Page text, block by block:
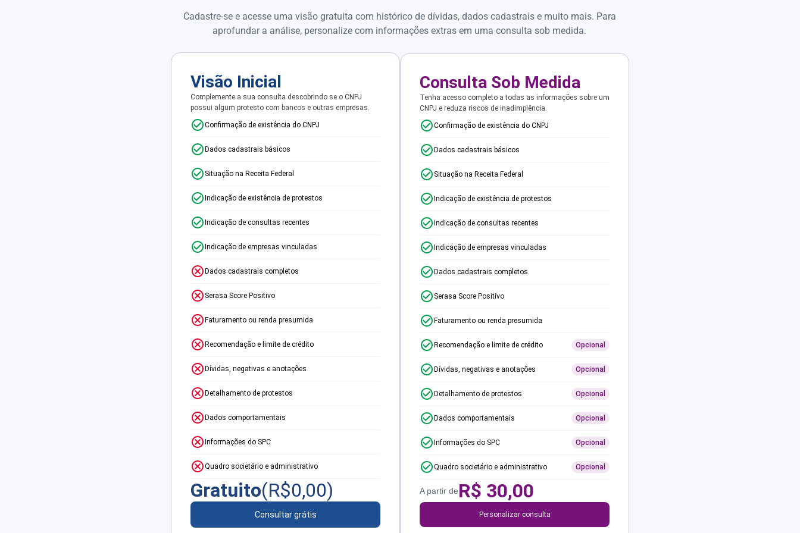
Cadastre-se e acesse uma visão gratuita com histórico de dívidas, dados cadastrais e muito mais. Para
aprofundar a análise, personalize com informações extras em uma consulta sob medida.
Visão Inicial
Complemente a sua consulta descobrindo se o CNPJ
possui algum protesto com bancos e outras empresas.
Confirmação de existência do CNPJ
Dados cadastrais básicos
Situação na Receita Federal
Indicação de existência de protestos
Indicação de consultas recentes
Indicação de empresas vinculadas
Dados cadastrais completos
Serasa Score Positivo
Faturamento ou renda presumida
Recomendação e limite de crédito
Dívidas, negativas e anotações
Detalhamento de protestos
Dados comportamentais
Informações do SPC
Quadro societário e administrativo
Gratuito(R$0,00)
Consultar grátis
Consulta Sob Medida
Tenha acesso completo a todas as informações sobre um
CNPJ e reduza riscos de inadimplência.
Confirmação de existência do CNPJ
Dados cadastrais básicos
Situação na Receita Federal
Indicação de existência de protestos
Indicação de consultas recentes
Indicação de empresas vinculadas
Dados cadastrais completos
Serasa Score Positivo
Faturamento ou renda presumida
Recomendação e limite de crédito Opcional
Dívidas, negativas e anotações Opcional
Detalhamento de protestos Opcional
Dados comportamentais Opcional
Informações do SPC Opcional
Quadro societário e administrativo Opcional
A partir deR$ 30,00
Personalizar consulta